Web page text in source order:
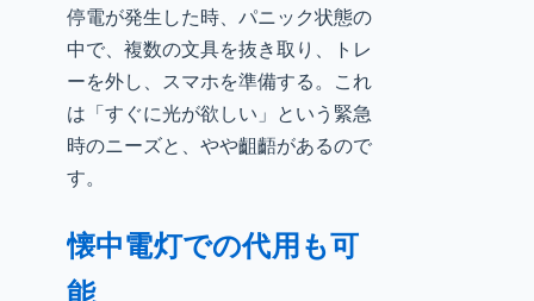
停電が発生した時、パニック状態の
中で、複数の文具を抜き取り、トレ
ーを外し、スマホを準備する。これ
は「すぐに光が欲しい」という緊急
時のニーズと、やや齟齬があるので
す。
懐中電灯での代用も可
能